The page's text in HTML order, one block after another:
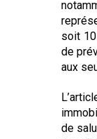
soit
de
aux
de